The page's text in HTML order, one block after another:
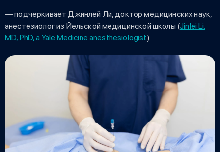
— подчеркивает Джинлей Ли, доктор медицинских наук,
анестезиолог из Йельской медицинской школы (Jinlei Li,
MD, PhD, a Yale Medicine anesthesiologist)